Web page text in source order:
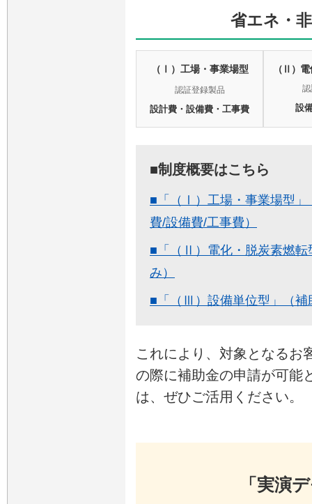
省エネ・
（Ⅰ）工場・事業場型
認証登録製品
設計費・設備費・工事費
（Ⅱ）
設
■制度概要はこちら
■「（Ⅰ）工場・事業場型」
費/設備費/工事費）
■「（Ⅱ）電化・脱炭素燃転
み）
■「（Ⅲ）設備単位型」（補
これにより、対象となるお
の際に補助金の申請が可能
は、ぜひご活用ください。
「実演